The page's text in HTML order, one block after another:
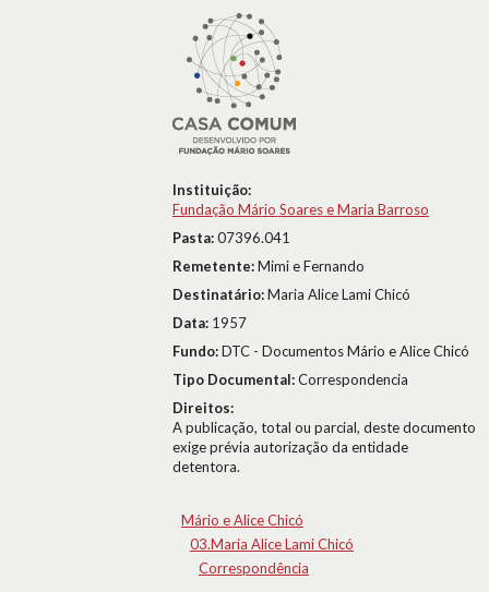
Instituição:
Fundação Mário Soares e Maria Barroso
Pasta:07396.041
Remetente:Mimi e Fernando
Destinatário:Maria Alice Lami Chicó
Data: 1957
Fundo:DTC - Documentos Mário e Alice Chicó
Tipo Documental:Correspondencia
Direitos:
A publicação, total ou parcial, deste documento
exige prévia autorização da entidade
detentora.
Mário e Alice Chicó
03.Maria Alice Lami Chicó
Correspondência